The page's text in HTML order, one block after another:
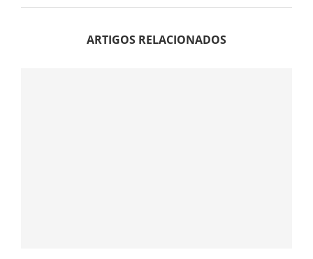
ARTIGOS RELACIONADOS